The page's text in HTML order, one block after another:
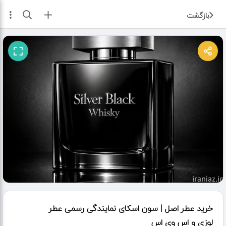
بازگشت ثبت آگهی
خرید عطر اصل | سون اسکای نمایندگی رسمی عطر
لوزی و اس وی اس